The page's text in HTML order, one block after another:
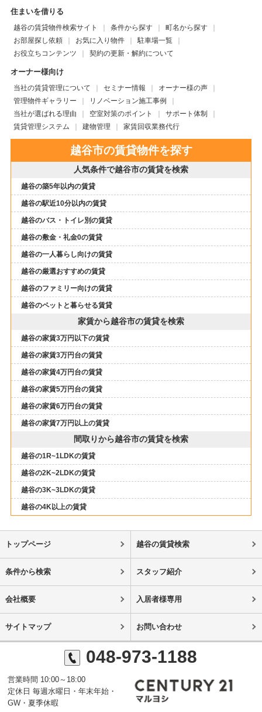
住まいを借りる
越谷の賃貸物件検索サイト 条件から探す
町名から探す
お部屋探し依頼
お気に入り物件
駐車場一覧
お役立ちコンテンツ
契約の更新・解約について
オーナー様向け
当社の賃貸管理について セミナー情報
オーナー様の声
管理物件ギャラリー
リノベーション施工事例
当社が選ばれる理由
空室対策のポイント
サポート体制
賃貸管理システム
建物管理 家賃回収業務代行
越谷市の賃貸物件を探す
人気条件で越谷市の賃貸を検索
越谷の築5年以内の賃貸
越谷の駅近10分以内の賃貸
越谷のバス・トイレ別の賃貸
越谷の敷金・礼金0の賃貸
越谷の一人暮らし向けの賃貸
越谷の厳選おすすめの賃貸
越谷のファミリー向けの賃貸
越谷のペットと暮らせる賃貸
家賃から越谷市の賃貸を検索
越谷の家賃3万円以下の賃貸
越谷の家賃3万円台の賃貸
越谷の家賃4万円台の賃貸
越谷の家賃5万円台の賃貸
越谷の家賃6万円台の賃貸
越谷の家賃7万円以上の賃貸
間取りから越谷市の賃貸を検索
越谷の1R~1LDKの賃貸
越谷の2K~2LDKの賃貸
越谷の3K~3LDKの賃貸
越谷の4K以上の賃貸
トップページ 越谷の賃貸検索
条件から検索 スタッフ紹介
会社概要 入居者様専用
サイトマップ お問い合わせ
048-973-1188
営業時間 10:00～18:00
定休日 毎週水曜日・年末年始・
GW・夏季休暇